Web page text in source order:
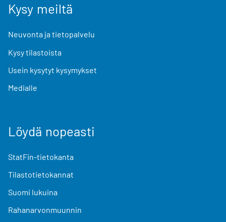
Kysy meiltä
Neuvonta ja tietopalvelu
Kysy tilastoista
Usein kysytyt kysymykset
Medialle
Löydä nopeasti
StatFin-tietokanta
Tilastotietokannat
Suomi lukuina
Rahanarvonmuunnin